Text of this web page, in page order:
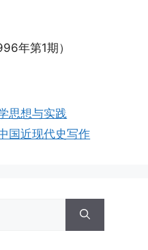
年第1期）
思想与实践
国近现代史写作